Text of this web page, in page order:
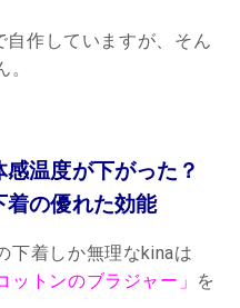
作していますが、そん
温度が下がった？
着の優れた効能
下着しか無理なkinaは
ットンのブラジャー」 を